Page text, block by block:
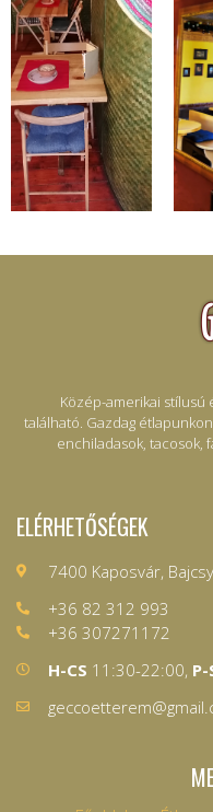
Közép-amerikai stílusú
található. Gazdag
enchiladasok, tacosok,
ELÉRHETŐSÉGEK
7400 Kaposvár,
+36 82 312 993
+36 307271172
H-CS 11:30-22:00, P-